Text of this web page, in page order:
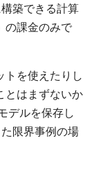
築できる計算
の課金のみで
トを使えたりし
とはまずないか
デルを保存し
限界事例の場